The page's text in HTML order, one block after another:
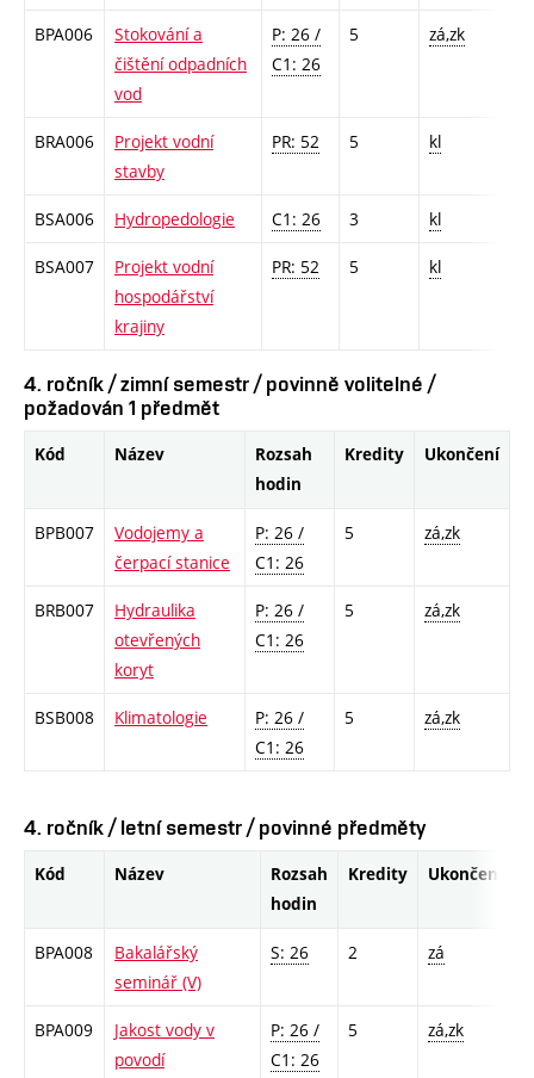
BPA006
Stokování a
čištění odpadních
vod
P: 26 /
C1: 26
5 zá,zk
BRA006
Projekt vodní
stavby
PR: 52 5 kl
BSA006 Hydropedologie C1: 26 3 kl
BSA007
Projekt vodní
hospodářství
krajiny
PR: 52 5 kl
4. ročník / zimní semestr / povinně volitelné /
požadován 1 předmět
Kód Název
Rozsah
hodin
Kredity Ukončení
BPB007
Vodojemy a
čerpací stanice
P: 26 /
C1: 26
5 zá,zk
BRB007
Hydraulika
otevřených
koryt
P: 26 /
C1: 26
5 zá,zk
BSB008 Klimatologie
P: 26 /
C1: 26
5 zá,zk
4. ročník / letní semestr / povinné předměty
Kód Název
Rozsah
hodin
Kredity Ukončení
BPA008
Bakalářský
seminář (V)
S: 26 2 zá
BPA009
Jakost vody v
povodí
P: 26 /
C1: 26
5 zá,zk